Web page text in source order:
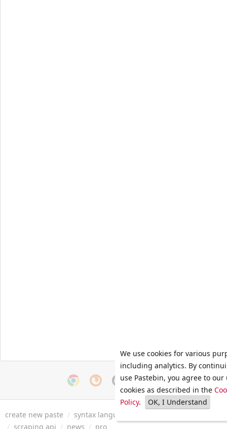
create new paste / syntax languages
/ scraping api / news / pro
We use cookies for various
including analytics. By
use Pastebin, you agree to our
cookies as described in the
Policy. OK, I Understand